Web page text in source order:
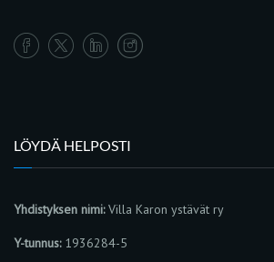
LÖYDÄ HELPOSTI
Yhdistyksen nimi:Villa Karon ystävät ry
Y-tunnus:1936284-5